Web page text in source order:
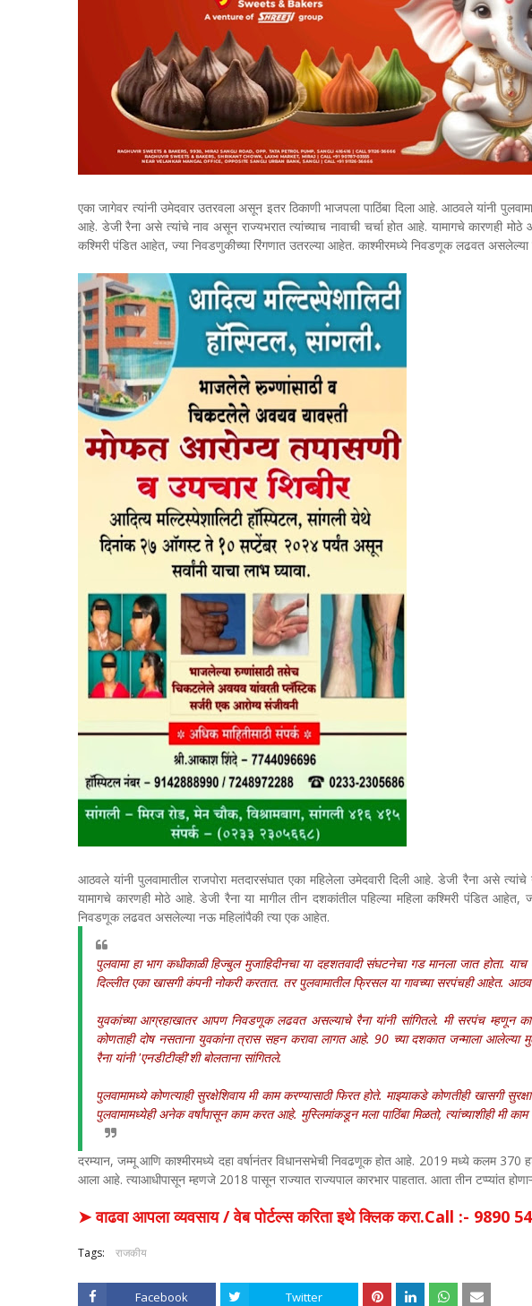
एका जागेवर त्यांनी उमेदवार उतरवला असून इतर ठिकाणी भाजपला पाठिंबा दिला आहे. आठवले यांनी
आहे. डेजी रैना असे त्यांचे नाव असून राज्यभरात त्यांच्याच नावाची चर्चा होत आहे. यामागचे कारणही मोठे
कश्मिरी पंडित आहेत, ज्या निवडणुकीच्या रिंगणात उतरल्या आहेत. काश्मीरमध्ये निवडणूक लढवत
आठवले यांनी पुलवामातील राजपोरा मतदारसंघात एका महिलेला उमेदवारी दिली आहे. डेजी रैना असे त्यांचे
यामागचे कारणही मोठे आहे. डेजी रैना या मागील तीन दशकांतील पहिल्या महिला कश्मिरी पंडित आहेत,
निवडणूक लढवत असलेल्या नऊ महिलांपैकी त्या एक आहेत.
पुलवामा हा भाग कधीकाळी हिज्बुल मुजाहिदीनचा या दहशतवादी संघटनेचा गड मानला जात होता.
दिल्लीत एका खासगी कंपनी नोकरी करतात. तर पुलवामातील फ्रिसल या गावच्या सरपंचही आहेत.
युवकांच्या आग्रहाखातर आपण निवडणूक लढवत असल्याचे रैना यांनी सांगितले. मी सरपंच म्हणून
कोणताही दोष नसताना युवकांना त्रास सहन करावा लागत आहे. 90 च्या दशकात जन्माला आलेल्या
रैना यांनी 'एनडीटीव्ही'शी बोलताना सांगितले.
पुलवामामध्ये कोणत्याही सुरक्षेशिवाय मी काम करण्यासाठी फिरत होते. माझ्याकडे कोणतीही खासगी
पुलवामामध्येही अनेक वर्षांपासून काम करत आहे. मुस्लिमांकडून मला पाठिंबा मिळतो, त्यांच्याशीही मी काम
दरम्यान, जम्मू आणि काश्मीरमध्ये दहा वर्षानंतर विधानसभेची निवढणूक होत आहे. 2019 मध्ये कलम 370
आला आहे. त्याआधीपासून म्हणजे 2018 पासून राज्यात राज्यपाल कारभार पाहतात. आता तीन टप्प्यांत
➤ वाढवा आपला व्यवसाय / वेब पोर्टल्स करिता इथे क्लिक करा.Call :- 9890
Tags: राजकीय
Facebook Twitter